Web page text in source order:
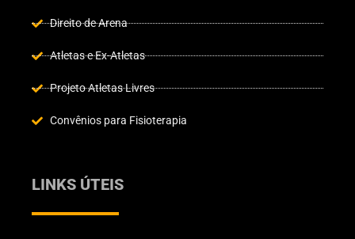
Direito de Arena
Atletas e Ex-Atletas
Projeto Atletas Livres
Convênios para Fisioterapia
LINKS ÚTEIS